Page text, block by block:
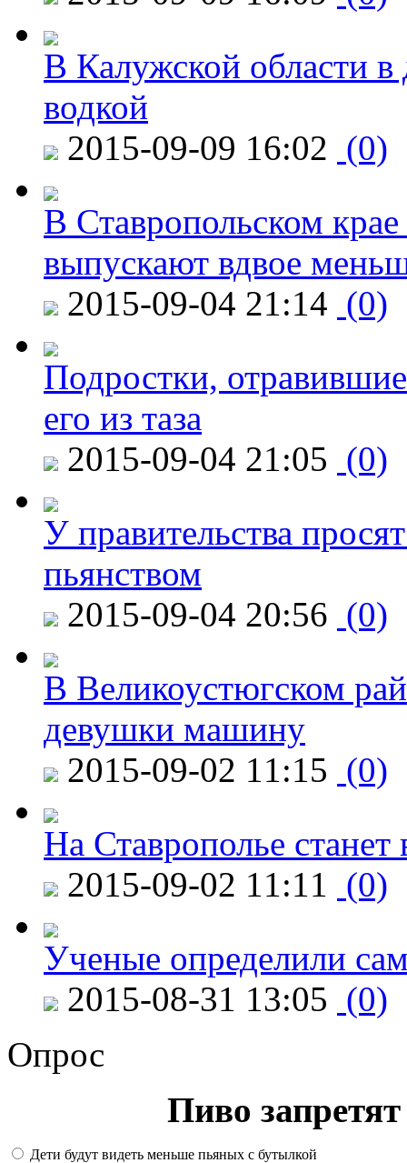
В Калужской области в
водкой
2015-09-09 16:02 (0)
В Ставропольском
выпускают вдвое
2015-09-04 21:14 (0)
Подростки,
его из таза
2015-09-04 21:05 (0)
У правительства
пьянством
2015-09-04 20:56 (0)
В Великоустюгском
девушки машину
2015-09-02 11:15 (0)
На Ставрополье
2015-09-02 11:11 (0)
Ученые определили
2015-08-31 13:05 (0)
Опрос
Пиво
Дети будут видеть меньше пьяных с бутылкой